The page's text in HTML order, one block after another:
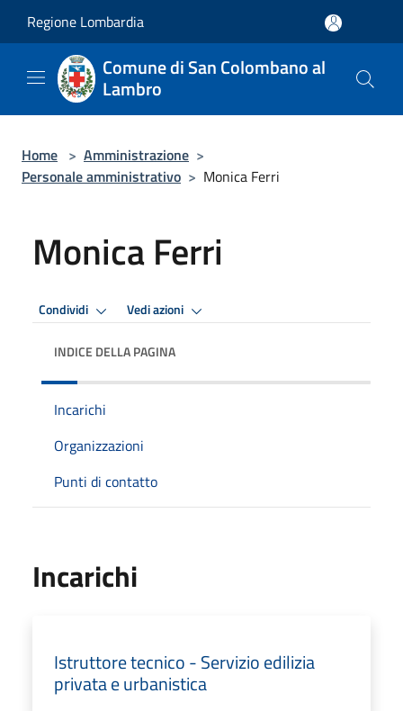
Regione Lombardia
Comune di San Colombano al
Lambro
Home > Amministrazione >
Personale amministrativo > Monica Ferri
Monica Ferri
Condividi Vedi azioni
INDICE DELLA PAGINA
Incarichi
Organizzazioni
Punti di contatto
Incarichi
Istruttore tecnico - Servizio edilizia
privata e urbanistica